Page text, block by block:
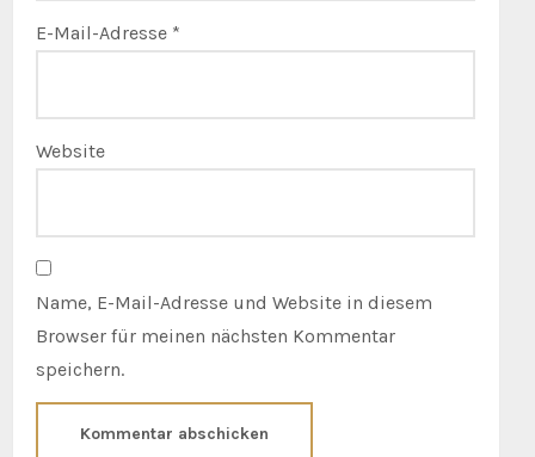
E-Mail-Adresse *
Website
Name, E-Mail-Adresse und Website in diesem
Browser für meinen nächsten Kommentar
speichern.